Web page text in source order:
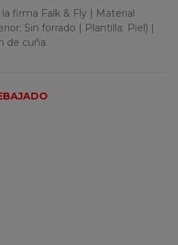
firma Falk & Fly | Material
Sin forrado | Plantilla: Piel) |
de cuña.